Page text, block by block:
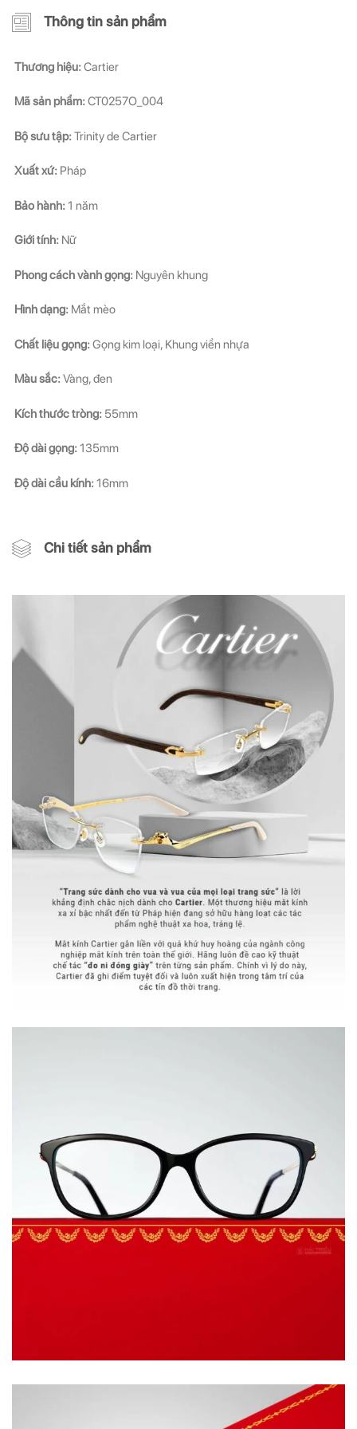
Thông tin sản phẩm
Thương hiệu:Cartier
Mã sản phẩm:CT0257O_004
Bộ sưu tập:Trinity de Cartier
Xuất xứ: Pháp
Bảo hành:1 năm
Giới tính: Nữ
Phong cách vành gọng: Nguyên khung
Hình dạng: Mắt mèo
Chất liệu gọng:Gọng kim loại, Khung viền nhựa
Màu sắc:Vàng, đen
Kích thước tròng: 55mm
Độ dài gọng:135mm
Độ dài cầu kính:16mm
Chi tiết sản phẩm